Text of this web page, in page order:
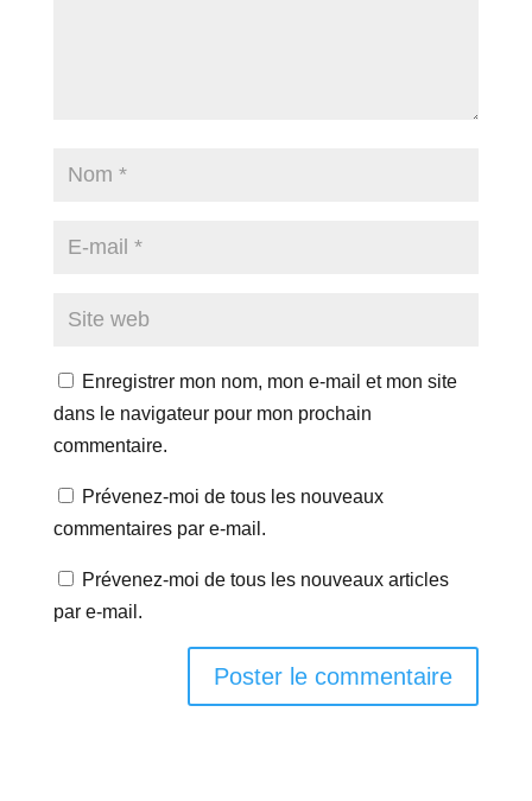
Enregistrer mon nom, mon e-mail et mon site
dans le navigateur pour mon prochain
commentaire.
Prévenez-moi de tous les nouveaux
commentaires par e-mail.
Prévenez-moi de tous les nouveaux articles
par e-mail.